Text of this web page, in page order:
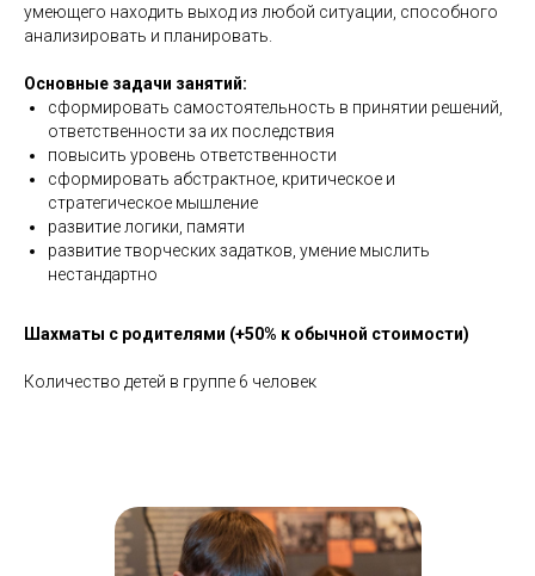
умеющего находить выход из любой ситуации, способного
анализировать и планировать.
Основные задачи занятий:
сформировать самостоятельность в принятии решений,
ответственности за их последствия
повысить уровень ответственности
сформировать абстрактное, критическое и
стратегическое мышление
развитие логики, памяти
развитие творческих задатков, умение мыслить
нестандартно
Шахматы с родителями (+50% к обычной стоимости)
Количество детей в группе 6 человек